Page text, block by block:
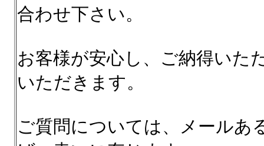
合わせ下さい。
お客様が安心し、ご納得いた
いただきます。
ご質問については、メールあ